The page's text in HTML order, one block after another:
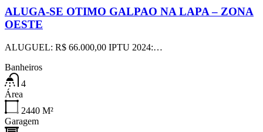
ALUGA-SE OTIMO GALPAO NA LAPA – ZONA
OESTE
ALUGUEL: R$ 66.000,00 IPTU 2024:…
Banheiros
4
Área
2440 M²
Garagem